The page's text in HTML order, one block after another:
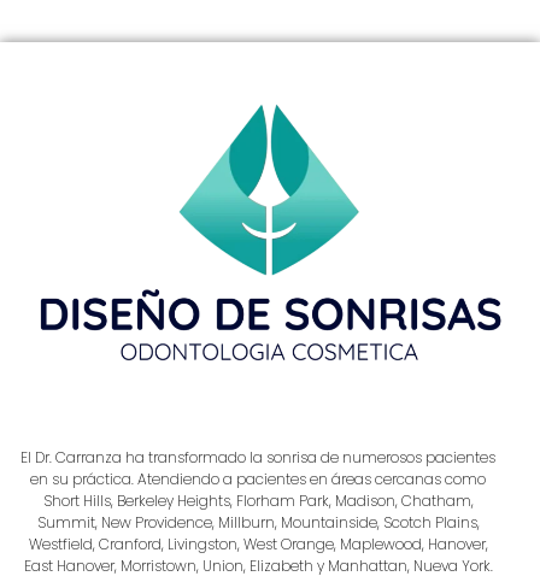
El Dr. Carranza ha transformado la sonrisa de numerosos pacientes
en su práctica. Atendiendo a pacientes en áreas cercanas como
Short Hills, Berkeley Heights, Florham Park, Madison, Chatham,
Summit, New Providence, Millburn, Mountainside, Scotch Plains,
Westfield, Cranford, Livingston, West Orange, Maplewood, Hanover,
East Hanover, Morristown, Union, Elizabeth y Manhattan, Nueva York.